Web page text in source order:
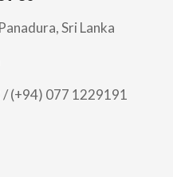
Sri Lanka
(+94) 077 1229191